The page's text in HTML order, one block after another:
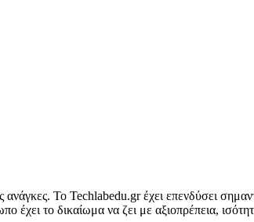
Το Techlabedu.gr έχει επενδύσει
έχει το δικαίωμα να ζει με αξιοπρέπεια,